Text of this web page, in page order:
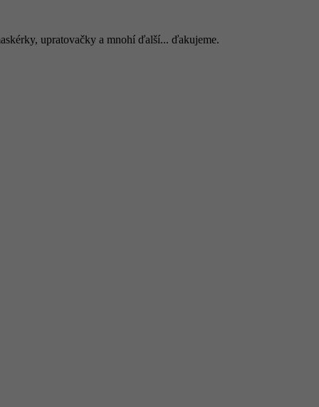
upratovačky a mnohí ďalší... ďakujeme.